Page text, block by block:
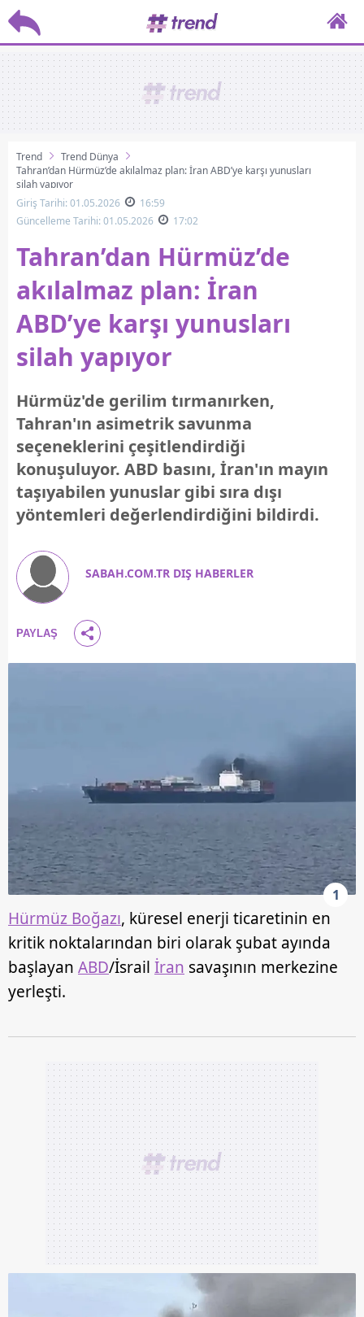
Trend
Trend Dünya
Tahran’dan Hürmüz’de akılalmaz plan: İran ABD’ye karşı yunusları
silah yapıyor
Giriş Tarihi: 01.05.2026
16:59
Güncelleme Tarihi: 01.05.2026
17:02
Tahran’dan Hürmüz’de
akılalmaz plan: İran
ABD’ye karşı yunusları
silah yapıyor
Hürmüz'de gerilim tırmanırken,
Tahran'ın asimetrik savunma
seçeneklerini çeşitlendirdiği
konuşuluyor. ABD basını, İran'ın mayın
taşıyabilen yunuslar gibi sıra dışı
yöntemleri değerlendirdiğini bildirdi.
SABAH.COM.TR DIŞ HABERLER
PAYLAŞ
1
Hürmüz Boğazı, küresel enerji ticaretinin en
kritik noktalarından biri olarak şubat ayında
başlayan ABD/İsrail İran savaşının merkezine
yerleşti.